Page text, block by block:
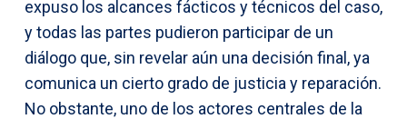
expuso los alcances fácticos y técnicos del caso,
y todas las partes pudieron participar de un
diálogo que, sin revelar aún una decisión final, ya
comunica un cierto grado de justicia y reparación.
No obstante, uno de los actores centrales de la